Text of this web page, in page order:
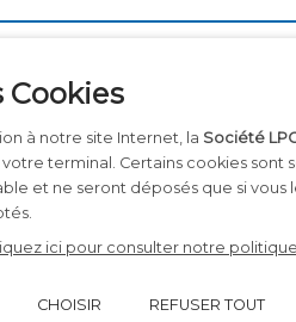
Cookies
à notre site Internet, la Société
terminal. Certains cookies sont
et ne seront déposés que si vous
ici pour consulter notre
CHOISIR REFUSER TOUT